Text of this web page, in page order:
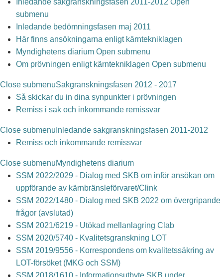
Inledande sakgranskningsfasen 2011-2012 Open
submenu
Inledande bedömningsfasen maj 2011
Här finns ansökningarna enligt kärntekniklagen
Myndighetens diarium Open submenu
Om prövningen enligt kärntekniklagen Open submenu
Close submenuSakgranskningsfasen 2012 - 2017
Så skickar du in dina synpunkter i prövningen
Remiss i sak och inkommande remissvar
Close submenu Inledande sakgranskningsfasen 2011-2012
Remiss och inkommande remissvar
Close submenuMyndighetens diarium
SSM 2022/2029 - Dialog med SKB om inför ansökan om
uppförande av kärnbränsleförvaret/Clink
SSM 2022/1480 - Dialog med SKB 2022 om övergripande
frågor (avslutad)
SSM 2021/6219 - Utökad mellanlagring Clab
SSM 2020/5740 - Kvalitetsgranskning LOT
SSM 2019/9556 - Korrespondens om kvalitetssäkring av
LOT-försöket (MKG och SSM)
SSM 2018/1610 - Informationsutbyte SKB under